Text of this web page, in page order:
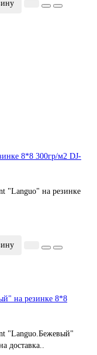
8*8 300гр/м2 DJ-
"Languo" на резинке
на резинке 8*8
"Languo.Бежевый"
доставка..